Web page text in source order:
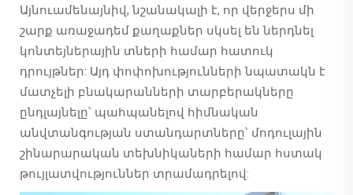
Այնուամենայնիվ, նշանակալի է, որ վերջերս մի
շարք առաջադեմ քաղաքներ սկսել են ներդնել
կոնտեյներային տների համար հատուկ
դրույթներ: Այդ փոփոխությունների նպատակն է
մատչելի բնակարանների տարբերակները
ընդլայնելը՝ պահպանելով հիմնական
անվտանգության ստանդարտները՝ մոդուլային
շինարարական տեխնիկաների համար հստակ
թույլատվություններ տրամադրելով: